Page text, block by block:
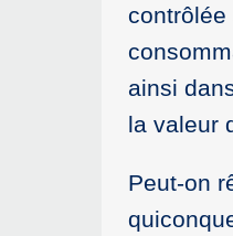
contrôlée
ainsi
la valeur
Peut-on